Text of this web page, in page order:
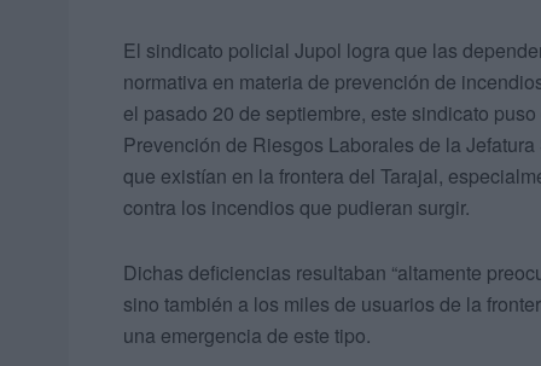
El sindicato policial Jupol logra que las
normativa en materia de prevención de
el pasado 20 de septiembre, este sindicato
Prevención de Riesgos Laborales de la
que existían en la frontera del Tarajal,
contra los incendios que pudieran surgir.
Dichas deficiencias resultaban “altamente
sino también a los miles de usuarios de la
una emergencia de este tipo.